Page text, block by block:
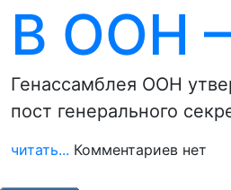
В ООН
Генассамблея ООН
пост генерального
читать... Комментариев нет